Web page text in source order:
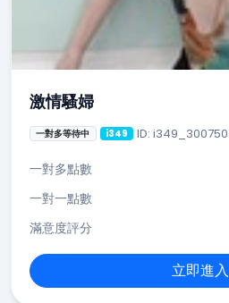
激情騷婦
一對多等待中 i349 ID: i349_300750
一對多點數
一對一點數
滿意度評分
立即進入